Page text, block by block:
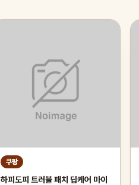
쿠팡
하피도피 트러블 패치 딥케어 마이